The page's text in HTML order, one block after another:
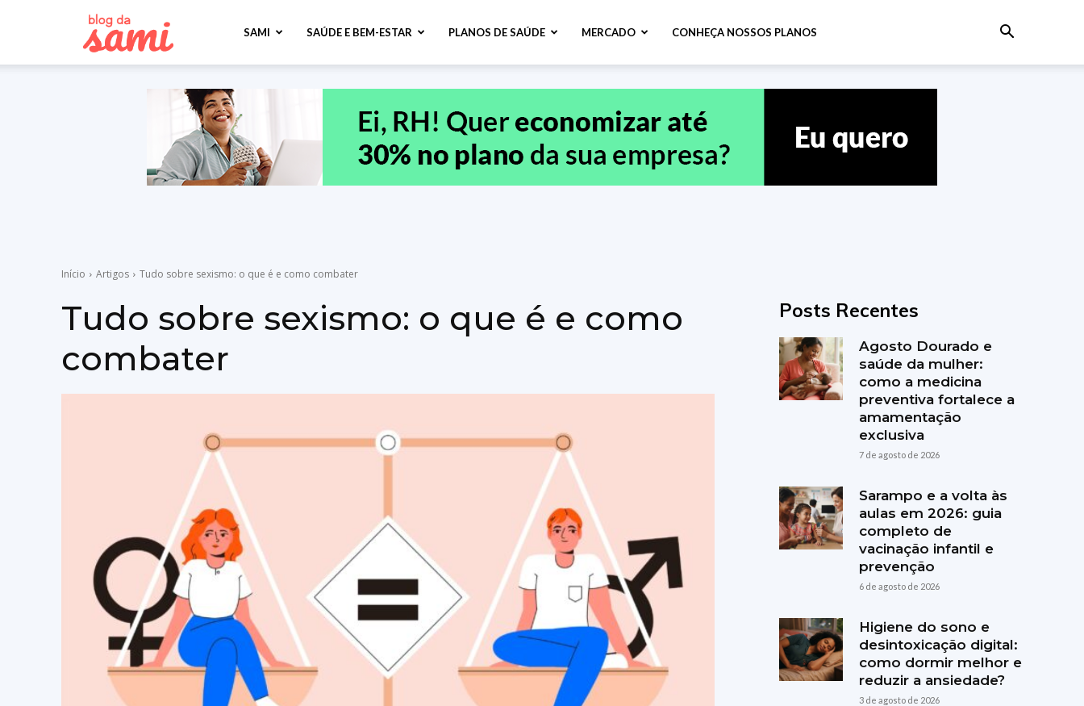
Saúde
SAMI SAÚDE E BEM-ESTAR PLANOS DE SAÚDE MERCADO CONHEÇA NOSSOS PLANOS
Início Artigos Tudo sobre sexismo: o que é e como combater
Tudo sobre sexismo: o que é e como
combater
Posts Recentes
Agosto Dourado e
saúde da mulher:
como a medicina
preventiva fortalece a
amamentação
exclusiva
7 de agosto de 2026
Sarampo e a volta às
aulas em 2026: guia
completo de
vacinação infantil e
prevenção
6 de agosto de 2026
Higiene do sono e
desintoxicação digital:
como dormir melhor e
reduzir a ansiedade?
3 de agosto de 2026